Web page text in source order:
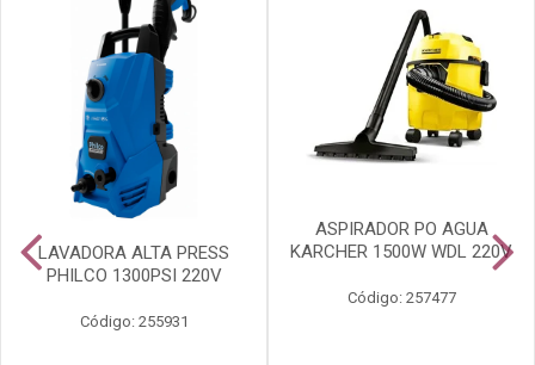
LAVADORA ALTA PRESS
PHILCO 1300PSI 220V
Código: 255931
ASPIRADOR PO AGUA
KARCHER 1500W WDL 220V
Código: 257477